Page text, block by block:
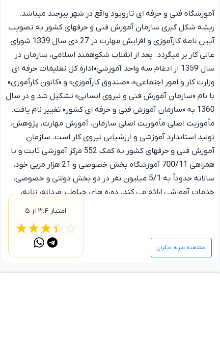
آموزشگاه فنی و حرفه ای تاروپود واقع در شهر بیرجند میباشد.
ریشه شکل گیری سازمان آموزش فنی و حرفه­ای کشور به تصویب
آیین نامه کارآموزی و افزایش مهارت در 27 دی سال 1339 شورای
عالی کار بر می­گردد. بعد از انقلاب شکوهمند اسلامی، سازمان در
سال 1359 از ادغام سه واحد آموزشیِ«اداره کل تعلیمات حرفه ای
وزارت کار و امور اجتماعی»، «صندوق کارآموزی» و «کانون کارآموزی»
با نام «سازمان آموزش فنی و نیروی انسانی» تشکیل شد و در سال
1360 به «سازمان آموزش فنی و حرفه ای کشور» تغییر نام یافت.
ماًموریت اصلی ماًموریت اصلی سازمان، آموزش مهارت، پژوهش،
تولید استاندارد آموزشی و ارزشیابی نیروی کار است. سازمان
آموزش فنی و حرفه­ای کشور به کمک 552 مرکز آموزشی ثابت و با
همراهی 700/11 آموزشگاه بخش خصوصی و 21 هزار مربی خود،
سالانه حدوداً به 5/1 میلیون نفر در دو بخش دولتی و خصوصی،
خدمات آموزشی ارائه می کند. دوره های خیاطی: مردانه، زنانه،
بچگانه، عروس پرده دوزی، کاپشن دوزی، منجق دوزی و...
مشاهده تجربه دیگران
امتیاز ۳.۴ از ۵
☆
★☆
★☆
★☆
★☆
★